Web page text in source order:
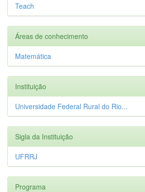
Teach
Áreas de conhecimento
Matemática
Instituição
Universidade Federal Rural do Rio...
Sigla da Instituição
UFRRJ
Programa